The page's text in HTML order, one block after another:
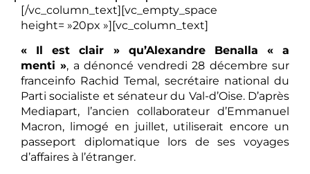
[/vc_column_text][vc_empty_space
height= »20px »][vc_column_text]
« Il est clair » qu’Alexandre Benalla « a
menti », a dénoncé vendredi 28 décembre sur
franceinfo Rachid Temal, secrétaire national du
Parti socialiste et sénateur du Val-d’Oise. D’après
Mediapart, l’ancien collaborateur d’Emmanuel
Macron, limogé en juillet, utiliserait encore un
passeport diplomatique lors de ses voyages
d’affaires à l’étranger.